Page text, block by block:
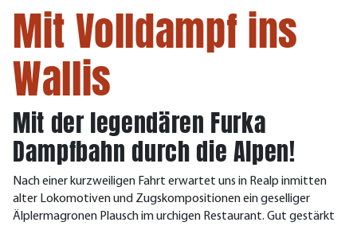
Mit Volldampf ins
Wallis
Mit der legendären Furka
Dampfbahn durch die Alpen!
Nach einer kurzweiligen Fahrt erwartet uns in Realp inmitten
alter Lokomotiven und Zugskompositionen ein geselliger
Älplermagronen Plausch im urchigen Restaurant. Gut gestärkt